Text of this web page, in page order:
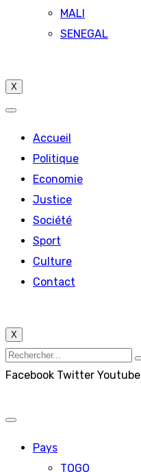
MALI
SENEGAL
X
Accueil
Politique
Economie
Justice
Société
Sport
Culture
Contact
X
Facebook Twitter Youtube
Pays
TOGO